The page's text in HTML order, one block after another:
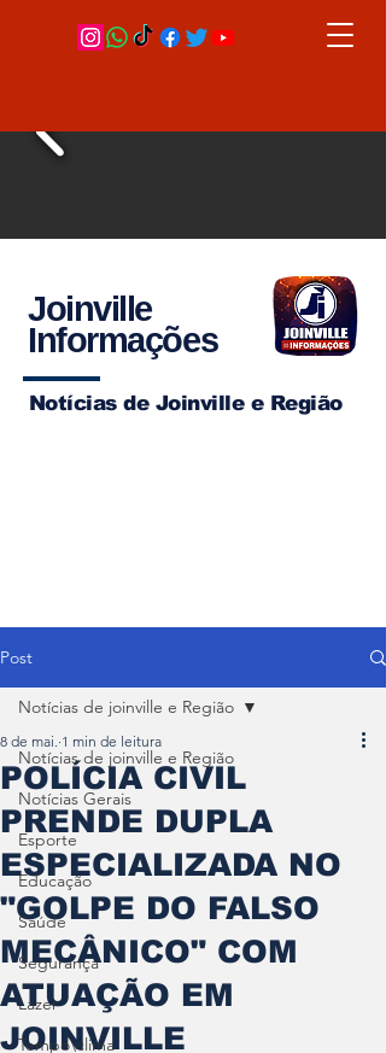
Joinville
Informações
Notícias de Joinville e Região
Post
Notícias de joinville e Região
Notícias Gerais
Esporte
Educação
Saúde
Segurança
Lazer
Tempo\clima
Notícias de joinville e Região
POLÍCIA CIVIL
PRENDE DUPLA
ESPECIALIZADA NO
"GOLPE DO FALSO
MECÂNICO" COM
ATUAÇÃO EM
JOINVILLE
8 de mai. 1 min de leitura